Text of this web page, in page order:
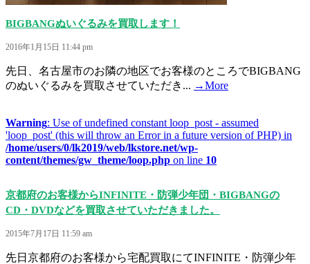
BIGBANGぬいぐるみを買取します！
2016年1月15日 11:44 pm
先日、名古屋市のお隣の地区でお客様のところでBIGBANG
のぬいぐるみを買取させていただき... →More
Warning: Use of undefined constant loop_post - assumed
'loop_post' (this will throw an Error in a future version of PHP) in
/home/users/0/lk2019/web/lkstore.net/wp-
content/themes/gw_theme/loop.php on line 10
京都府のお客様からINFINITE・防弾少年団・BIGBANGの
CD・DVDなどを買取させていただきました。
2015年7月17日 11:59 am
先日京都府のお客様から宅配買取にてINFINITE・防弾少年